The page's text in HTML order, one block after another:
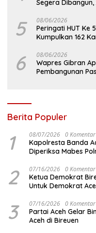
Segera
5 08/06/2026
Peringati HUT Ke
Kumpulkan 162
6 08/06/2026
Wapres Gibran
Pembangunan
Berita Populer
1 08/07/2026 0 Komentar
Kapolresta Banda
Diperiksa Mabes
2 07/16/2026 0 Komentar
Ketua Demokrat
Untuk Demokrat
3 07/16/2026 0 Komentar
Partai Aceh Gelar
Aceh di Bireuen